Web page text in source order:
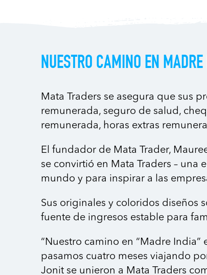
NUESTRO CAMINO EN
Mata Traders se asegura que sus
remunerada, seguro de salud,
remunerada, horas extras
El fundador de Mata Trader,
se convirtió en Mata Traders –
mundo y para inspirar a las
Sus originales y coloridos diseños
fuente de ingresos estable para
“Nuestro camino en “Madre
pasamos cuatro meses viajando
Jonit se unieron a Mata Traders